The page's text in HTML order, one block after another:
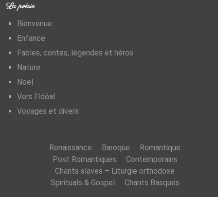
La poésie
Bienvenue
Enfance
Fables, contes, légendes et héros
Nature
Noël
Vers l’Idéal
Voyages et divers
Renaissance Baroque
Romantique
Post Romantiques
Contemporains
Chants slaves – Liturgie orthodoxe
Spirituals & Gospel
Chants Basques